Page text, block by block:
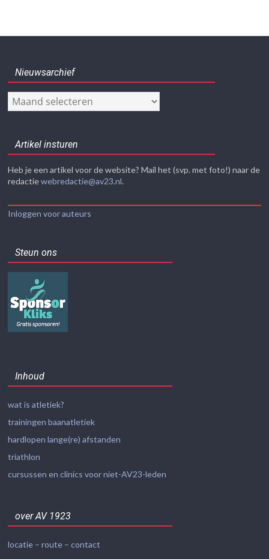
Nieuwsarchief
Nieuwsarchief
Artikel insturen
Heb je een artikel voor de website? Mail het (svp. met foto!) naar de
redactiewebredactie@av23.nl.
Inloggen voor auteurs
Steun ons
Inhoud
wat is atletiek?
trainingen baanatletiek
hardlopen lange(re) afstanden
triathlon
cursussen en clinics voor niet-AV23-leden
over AV 1923
locatie – route – contact